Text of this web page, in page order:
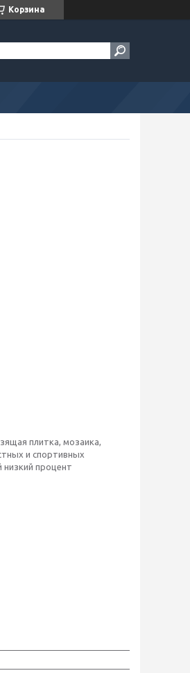
Корзина
плитка, мозаика,
и спортивных
процент